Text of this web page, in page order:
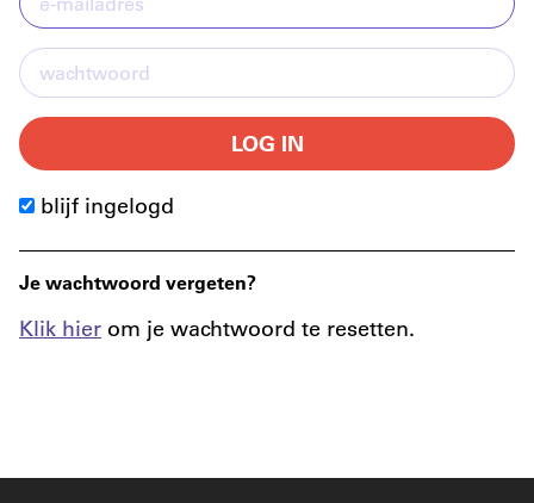
LOG IN
blijf ingelogd
Je wachtwoord vergeten?
Klik hier om je wachtwoord te resetten.